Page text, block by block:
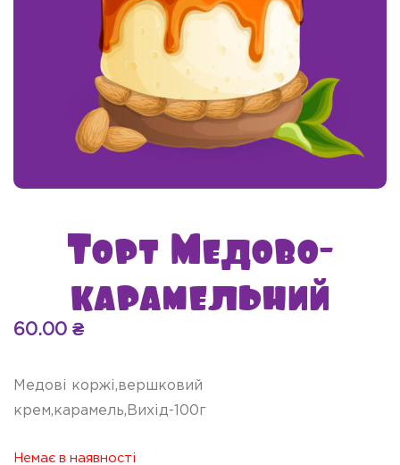
Торт Медово-
карамельний
60.00 ₴
Медові коржі,вершковий
крем,карамель,Вихід-100г
Немає в наявності